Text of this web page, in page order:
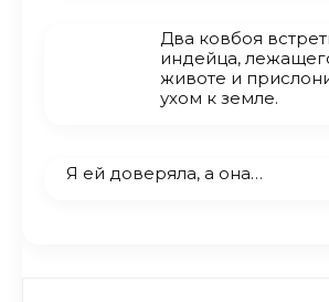
Два ковбоя
индейца,
животе и
ухом к земле.
Я ей доверяла, а она…